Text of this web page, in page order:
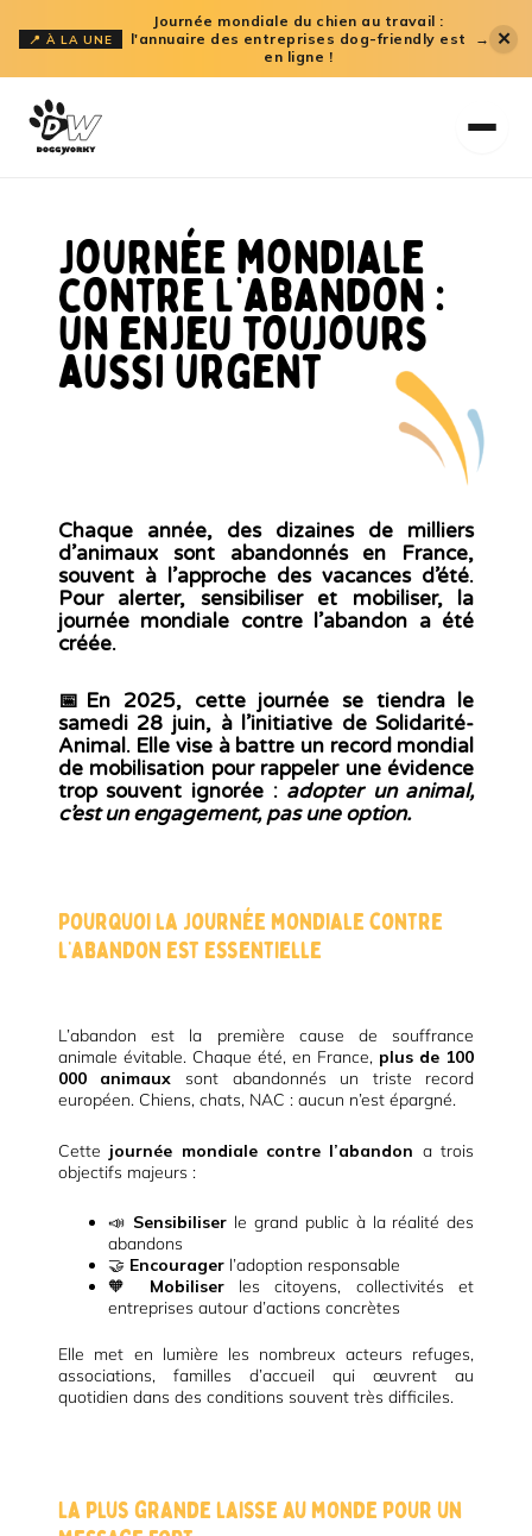
au
contenu
📍 À LA UNE
Journée mondiale du chien au travail :
l'annuaire des entreprises dog-friendly est
en ligne !
→ ✕
Journée mondiale
contre l’abandon :
un enjeu toujours
aussi urgent
Chaque année, des dizaines de milliers
d’animaux sont abandonnés en France,
souvent à l’approche des vacances d’été.
Pour alerter, sensibiliser et mobiliser, la
journée mondiale contre l’abandon a été
créée.
📅En 2025, cette journée se tiendra le
samedi 28 juin, à l’initiative de Solidarité-
Animal. Elle vise à battre un record mondial
de mobilisation pour rappeler une évidence
trop souvent ignorée : adopter un animal,
c’est un engagement, pas une option.
Pourquoi la journée mondiale contre
l’abandon est essentielle
L’abandon est la première cause de souffrance
animale évitable. Chaque été, en France, plus de 100
000 animaux sont abandonnés un triste record
européen. Chiens, chats, NAC : aucun n’est épargné.
Cette journée mondiale contre l’abandon a trois
objectifs majeurs :
📣 Sensibiliser le grand public à la réalité des
abandons
🤝 Encouragerl’adoption responsable
🧡 Mobiliserles citoyens, collectivités et
entreprises autour d’actions concrètes
Elle met en lumière les nombreux acteurs refuges,
associations, familles d’accueil qui œuvrent au
quotidien dans des conditions souvent très difficiles.
La plus grande laisse au monde pour un